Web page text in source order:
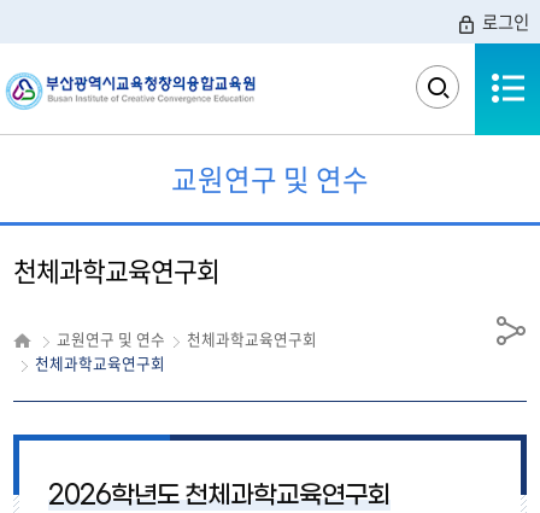
로그인
검
영
전체메뉴
교원연구 및 연수
천체과학교육연구회
교원연구 및 연수
천체과학교육연구회
천체과학교육연구회
공
2026학년도 천체과학교육연구회